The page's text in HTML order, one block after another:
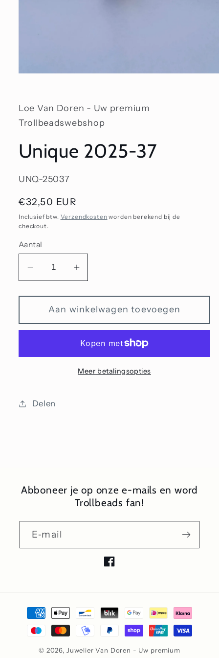
modaal
Loe Van Doren - Uw premium
Trollbeadswebshop
Unique 2025-37
SKU:
UNQ-25037
Normale
prijs
€32,50 EUR
Inclusief btw. Verzendkosten worden berekend bij de
checkout.
Aantal
Aantal
voor
Unique
2025-
Aantal
voor
Unique
2025-
Aan winkelwagen toevoegen
Meer betalingsopties
Delen
Abboneer je op onze e-mails en word
Trollbeads fan!
E‑mail
Facebook
Betaalmethoden
© 2026, Juwelier Van Doren - Uw premium